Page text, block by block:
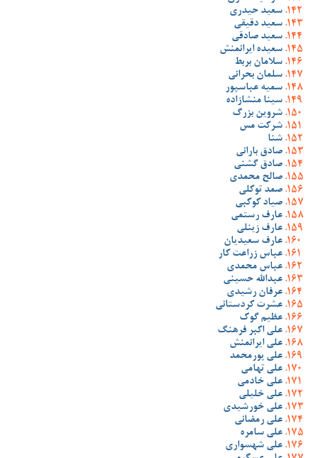
سعید حیدری
سعید دقیقی
سعید صادقی
سعیده ایرانمنش
سلامان بربط
سلمان بحرانی
سمیه عباسپور
سینا منشازاده
شروین بزرگ
شرکت مس
شنا
صادق بارانی
صادق گشنی
صالح محمدی
صمد توکلی
صیاد کوکبی
عارف رستمی
عارف زینلی
عارف سعیدیان
عباس زراعت کار
عباس محمدی
عبدالله حسینی
عرفان رشیدی
عشرت کردستانی
عظیم گوک
علی اکبر فرهنگ
علی ایرانمنش
علی پورمحمد
علی تهامی
علی خادمی
علی خلیلی
علی خورشیدی
علی رمضانی
علی سامره
علی شهسواری